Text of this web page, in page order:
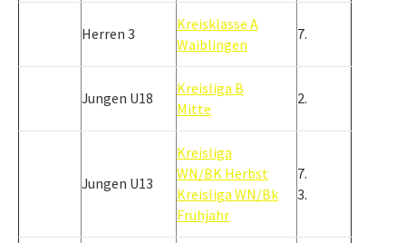
Herren 3
Kreisklasse A
Waiblingen
7.
Jungen U18
Kreisliga B
Mitte
2.
Jungen U13
Kreisliga
WN/BK Herbst
Kreisliga WN/Bk
Frühjahr
7.
3.